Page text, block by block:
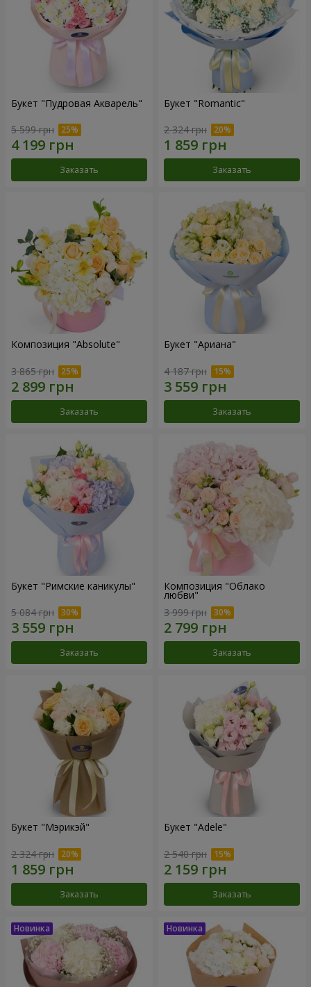
Букет "Пудровая Акварель"
5 599 грн
Заказать
Букет "Romantic"
2 324 грн
Заказать
Композиция "Absolute"
3 865 грн
Заказать
Букет "Ариана"
4 187 грн
Заказать
Букет "Римские каникулы"
5 084 грн
Заказать
Композиция "Облако
любви"
3 999 грн
Заказать
Букет "Мэрикэй"
2 324 грн
Заказать
Букет "Adele"
2 540 грн
Заказать